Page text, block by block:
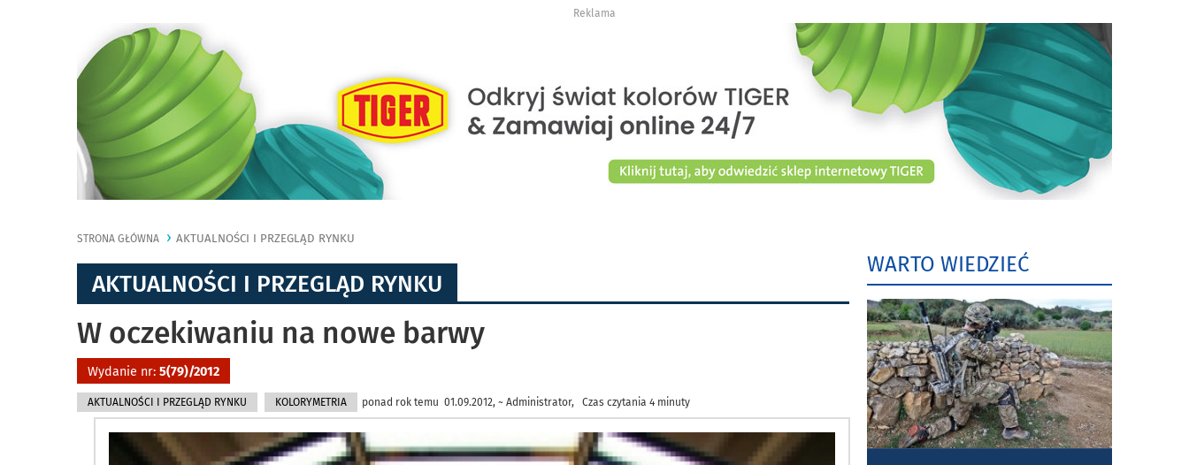
Reklama
STRONA GŁÓWNA AKTUALNOŚCI I PRZEGLĄD RYNKU
AKTUALNOŚCI I PRZEGLĄD RYNKU
W oczekiwaniu na nowe barwy
Wydanie nr: 5(79)/2012
AKTUALNOŚCI I PRZEGLĄD RYNKU KOLORYMETRIA ponad rok temu 01.09.2012, ~ Administrator, Czas czytania 4 minuty
WARTO WIEDZIEĆ